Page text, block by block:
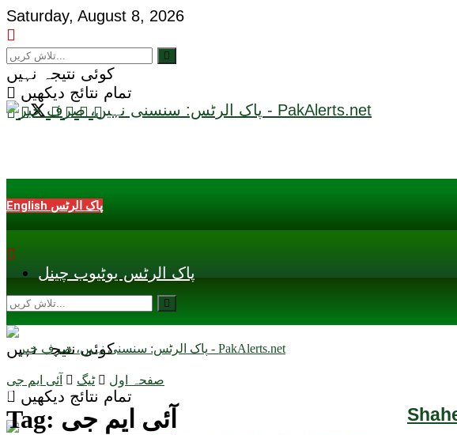
Saturday, August 8, 2026
کوئی نتیجہ نہیں
تمام نتائج دیکھیں
English پاک الرٹس
پاک الرٹس یوٹیوب چینل
کوئی نتیجہ نہیں
تمام نتائج دیکھیں
صفحہ اول ٹیگ آئی ایم جی
Tag: آئی ایم جی